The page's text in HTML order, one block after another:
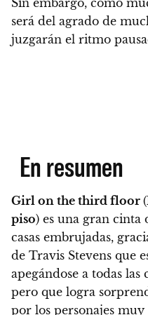
será del agrado de
juzgarán el ritmo
En resumen
Girl on the third floor (
piso) es una gran cinta
casas embrujadas,
de Travis Stevens que
apegándose a todas
pero que logra
por los personajes